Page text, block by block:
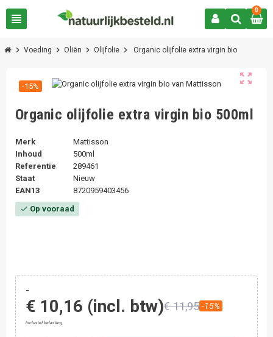
view_headline
0
chevron_right Voeding chevron_right Oliën chevron_right Olijfolie chevron_right Organic olijfolie extra virgin bio
zoom_out_map
-15%
Organic olijfolie extra virgin bio 500ml
Merk
Mattisson
Inhoud
500ml
Referentie
289461
Staat
Nieuw
EAN13
8720959403456
check Op vooraad
-
€ 10,16 (incl. btw)€ 11,95 -15%
Inclusief belasting